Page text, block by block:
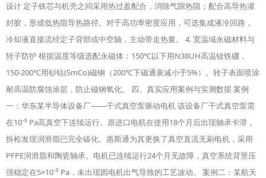
设计 定子铁芯与机壳之间采用热过盈配合，消除气隙热阻；配合高导热灌
封胶，形成低热阻导热路径。对于高功率密度应用，可选集成液冷回路，
冷却液直接流经定子背部或中空轴，主动带走热量。 4. 宽温域永磁材料与
转子防护 根据温度等级选配永磁体：150℃以下用N38UH高温钕铁硼，
150-200℃用钐钴(SmCo)磁钢（200℃下磁通衰减小于5%）。转子表面喷涂
耐高温防腐蚀涂层，防止磁钢氧化。 四、真实应用案例与实测数据 案例
一：华东某半导体设备厂——干式真空泵驱动电机 该设备厂干式真空泵需
在10⁻⁵ Pa高真空下连续运行。原进口电机在使用18个月后出现轴承卡滞，
拆检发现润滑脂已完全碳化。惠斯通为其更换了真空直流无刷电机，采用
PFPE润滑脂和陶瓷轴承。电机已连续运行24个月无故障，真空系统背景压
强稳定在5×10⁻⁵ Pa，未出现因电机出气导致的工艺波动。 案例二：某航天